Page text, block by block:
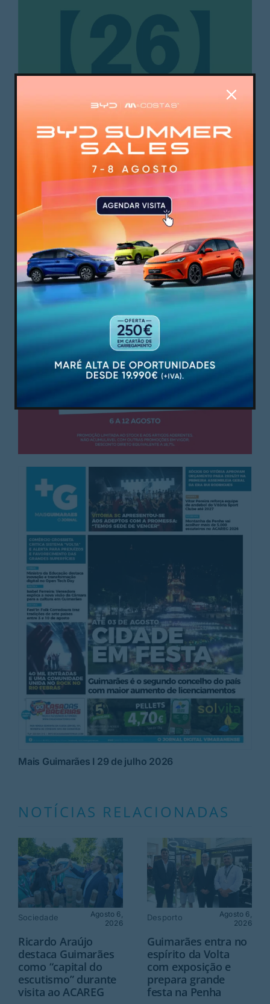
Mais Guimarães I 29 de julho 2026
NOTÍCIAS RELACIONADAS
Sociedade
Agosto 6,
2026
Ricardo Araújo
destaca Guimarães
como “capital do
escutismo” durante
visita ao ACAREG
Desporto
Agosto 6,
2026
Guimarães entra no
espírito da Volta
com exposição e
prepara grande
festa na Penha